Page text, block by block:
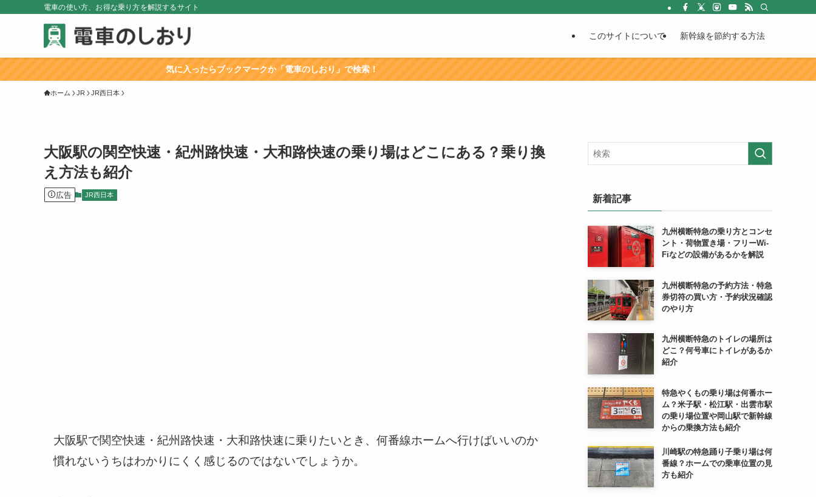
電車の使い方、お得な乗り方を解説するサイト
このサイトについて 新幹線を節約する方法
気に入ったらブックマークか「電車のしおり」で検索！
ホーム JR JR西日本
大阪駅の関空快速・紀州路快速・大和路快速の乗り場はどこにある？乗り換
え方法も紹介
広告 JR西日本
大阪駅で関空快速・紀州路快速・大和路快速に乗りたいとき、何番線ホームへ行けばいいのか
慣れないうちはわかりにくく感じるのではないでしょうか。
新着記事
九州横断特急の乗り方とコンセ
ント・荷物置き場・フリーWi-
Fiなどの設備があるかを解説
九州横断特急の予約方法・特急
券切符の買い方・予約状況確認
のやり方
九州横断特急のトイレの場所は
どこ？何号車にトイレがあるか
紹介
特急やくもの乗り場は何番ホー
ム？米子駅・松江駅・出雲市駅
の乗り場位置や岡山駅で新幹線
からの乗換方法も紹介
川崎駅の特急踊り子乗り場は何
番線？ホームでの乗車位置の見
方も紹介